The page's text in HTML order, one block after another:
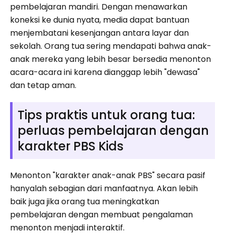
pembelajaran mandiri. Dengan menawarkan
koneksi ke dunia nyata, media dapat bantuan
menjembatani kesenjangan antara layar dan
sekolah. Orang tua sering mendapati bahwa anak-
anak mereka yang lebih besar bersedia menonton
acara-acara ini karena dianggap lebih "dewasa"
dan tetap aman.
Tips praktis untuk orang tua:
perluas pembelajaran dengan
karakter PBS Kids
Menonton "karakter anak-anak PBS" secara pasif
hanyalah sebagian dari manfaatnya. Akan lebih
baik juga jika orang tua meningkatkan
pembelajaran dengan membuat pengalaman
menonton menjadi interaktif.